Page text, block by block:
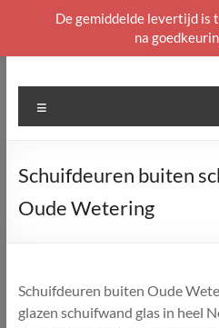
naar
Schuifdeuren buiten
Oude Wetering
Schuifdeuren buiten Oude
glazen schuifwand glas in heel
De gemiddelde levertijd is
na